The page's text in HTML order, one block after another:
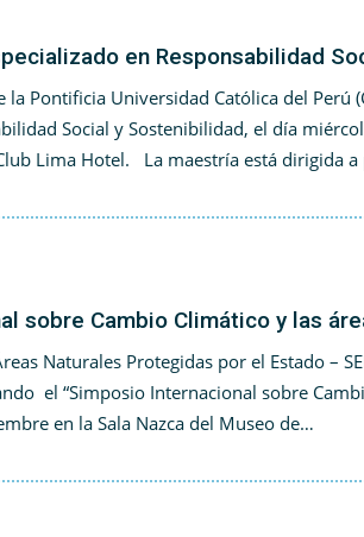
en Responsabilidad
Pontificia Universidad Católica del Perú
Social y Sostenibilidad, el día
Lima Hotel. La maestría está dirigida
sobre Cambio Climático y las
Naturales Protegidas por el Estado –
el “Simposio Internacional sobre
en la Sala Nazca del Museo de…